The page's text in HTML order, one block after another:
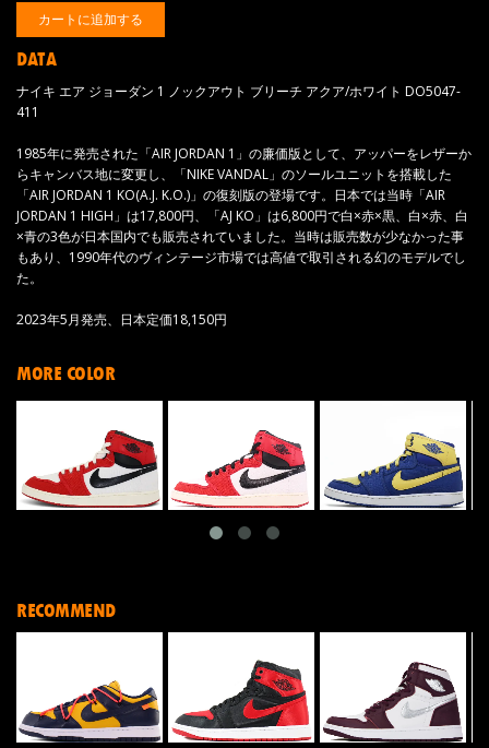
DATA
ナイキ エア ジョーダン 1 ノックアウト ブリーチ アクア/ホワイト DO5047-
411
1985年に発売された「AIR JORDAN 1」の廉価版として、アッパーをレザーか
らキャンバス地に変更し、「NIKE VANDAL」のソールユニットを搭載した
「AIR JORDAN 1 KO(A.J. K.O.)」の復刻版の登場です。日本では当時「AIR
JORDAN 1 HIGH」は17,800円、「AJ KO」は6,800円で白×赤×黒、白×赤、白
×青の3色が日本国内でも販売されていました。当時は販売数が少なかった事
もあり、1990年代のヴィンテージ市場では高値で取引される幻のモデルでし
た。
2023年5月発売、日本定価18,150円
MORE COLOR
RECOMMEND